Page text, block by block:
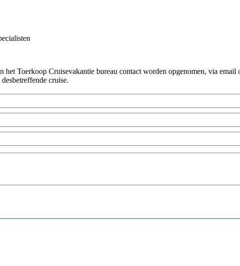
Toerkoop Cruisevakantie bureau contact worden opgenomen, via
cruise.